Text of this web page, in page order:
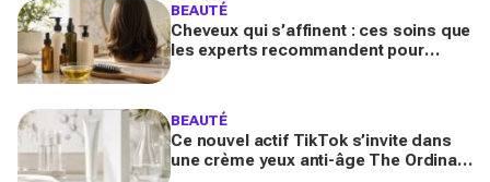
BEAUTÉ
Cheveux qui s’affinent : ces soins que
les experts recommandent pour
BEAUTÉ
Ce nouvel actif TikTok s’invite dans
une crème yeux anti-âge The Ordinary